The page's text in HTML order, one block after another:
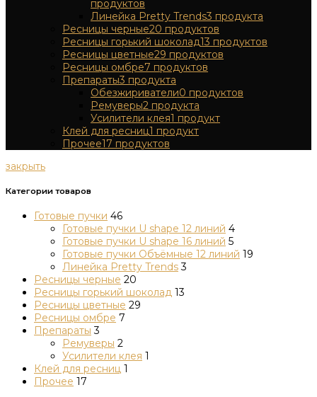
продуктов
Линейка Pretty Trends3 продукта
Ресницы черные20 продуктов
Ресницы горький шоколад13 продуктов
Ресницы цветные29 продуктов
Ресницы омбре7 продуктов
Препараты3 продукта
Обезжириватели0 продуктов
Ремуверы2 продукта
Усилители клея1 продукт
Клей для ресниц1 продукт
Прочее17 продуктов
закрыть
Категории товаров
Готовые пучки 46
Готовые пучки U shape 12 линий 4
Готовые пучки U shape 16 линий 5
Готовые пучки Объёмные 12 линий 19
Линейка Pretty Trends 3
Ресницы черные 20
Ресницы горький шоколад 13
Ресницы цветные 29
Ресницы омбре 7
Препараты 3
Ремуверы 2
Усилители клея 1
Клей для ресниц 1
Прочее 17